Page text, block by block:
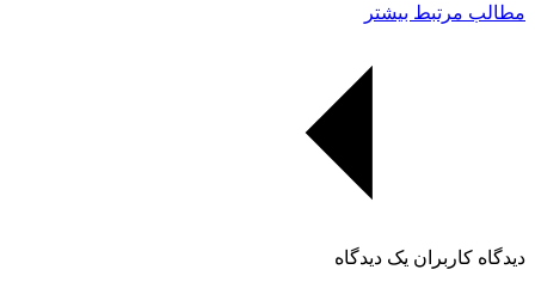
مطالب مرتبط بیشتر
دیدگاه کاربران یک دیدگاه